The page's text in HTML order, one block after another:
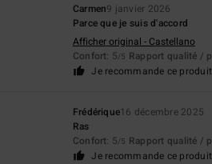
Carmen9 janvier 2026
Parce que je suis d'accord
Afficher original - Castellano
Confort: 5/5 Rapport qualité /
Je recommande ce produit
Frédérique16 décembre 2025
Ras
Confort: 5/5 Rapport qualité /
Je recommande ce produit